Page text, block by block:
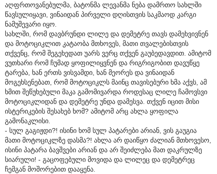
აღფრთოვანებულმა, ბატონმა ლევანმა ნება დამრთო სახლში
წავსულიყავი, ვინაიდან პირველი დღისთვის საკმაოდ კარგი
ნამუშევარი იყო.
სახლში, რომ დავბრუნდი ლილე და დემეტრე თავს დამეხვივნენ
და მოტოციკლით კატაობა მთხოვეს, მათი თვალებისთვის
თქვენც, რომ შეგეხედათ უარს ვერც თქვენ გაუბედავდით. ამიტომ
ვუთხარი რომ ჩუმად ყოფილიყვნენ და რიგრიგობით დავუწყე
ტარება, ხან ერთს ვისვამდი, ხან მეორეს და ვინაიდან
მოგეხსენებათ, რომ მოტოციკლს მაინც თავისებური ხმა აქვს, ამ
ხმით შეწუხებული მაკა გამომივარდა როდესაც ლილე ჩამოვსვი
მოტოციკლიდან და დემეტრე უნდა დამესვა. თქვენ იცით მისი
ისტერიკების შესახებ ხომ? ამიტომ არც ახლა ყოფილა
გამონაკლისი.
- სულ გაგიჟდი?! ისინი ხომ სულ პატარები არიან, ვის გაუგია
მათი მოტოციკლზე დასმა?! ახლა არ დაიწყო ძალიან მთხოვესო,
ისინი პატარა ბავშვები არიან და არ შეიძლება მათ დაკრულზე
სიარული! - გაცოფებული მოვიდა და ლილეც და დემეტრეც
ჩემგან მოშორებით დააყენა.